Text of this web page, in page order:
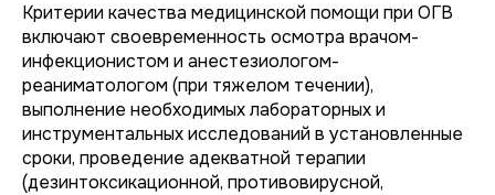
Критерии качества медицинской помощи при ОГВ
включают своевременность осмотра врачом-
инфекционистом и анестезиологом-
реаниматологом (при тяжелом течении),
выполнение необходимых лабораторных и
инструментальных исследований в установленные
сроки, проведение адекватной терапии
(дезинтоксикационной, противовирусной,